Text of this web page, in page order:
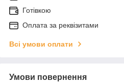
Готівкою
Оплата за реквізитами
Всі умови оплати
Умови повернення